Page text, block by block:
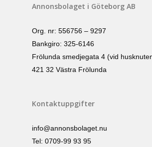
Annonsbolaget i Göteborg AB
Org. nr: 556756 – 9297
Bankgiro: 325-6146
Frölunda smedjegata 4 (vid
421 32 Västra Frölunda
Kontaktuppgifter
info@annonsbolaget.nu
Tel: 0709-99 93 95